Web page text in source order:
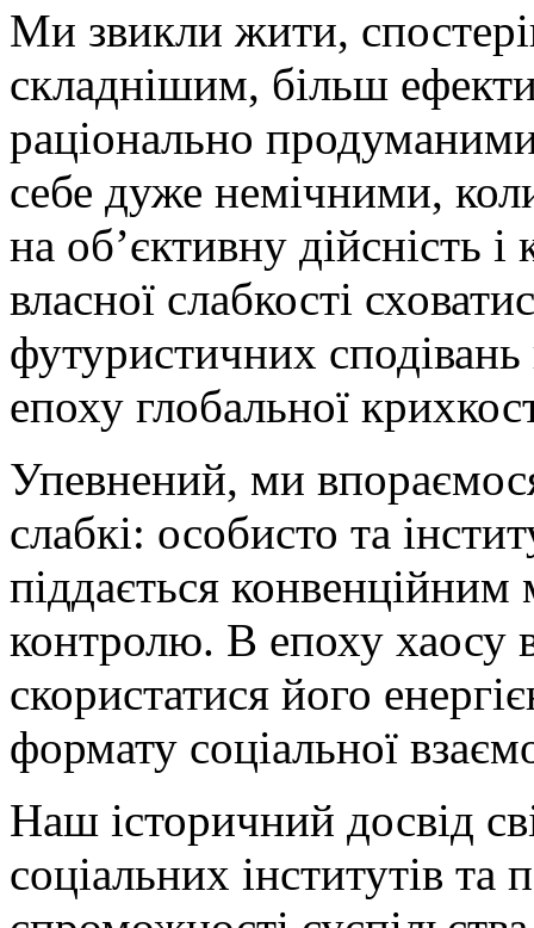
Ми звикли жити,
складнішим, більш
раціонально
себе дуже немічними,
на об’єктивну дійсність
власної слабкості
футуристичних
епоху глобальної
Упевнений, ми
слабкі: особисто та
піддається
контролю. В епоху хаосу
скористатися його
формату соціальної
Наш історичний досвід
соціальних інститутів та